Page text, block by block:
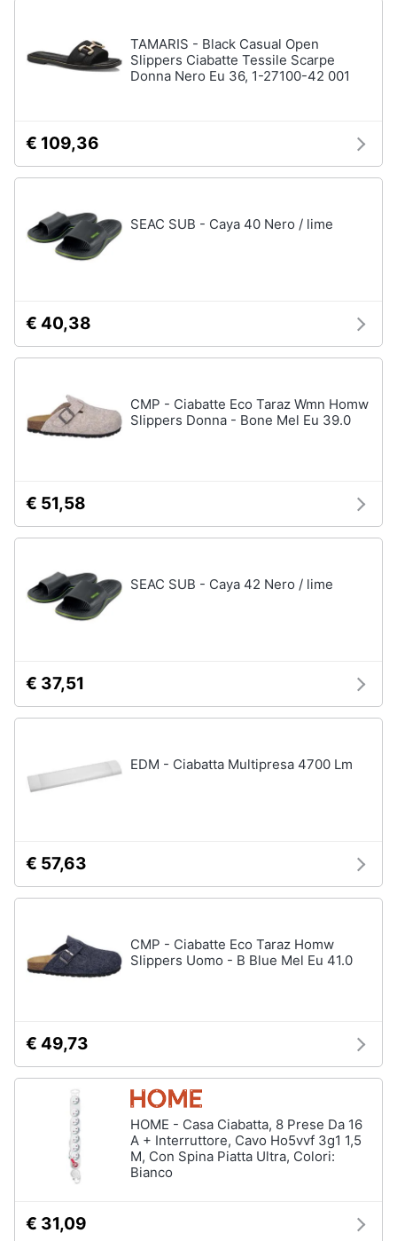
TAMARIS - Black Casual Open
Slippers Ciabatte Tessile Scarpe
Donna Nero Eu 36, 1-27100-42 001
€ 109,36
SEAC SUB - Caya 40 Nero / lime
€ 40,38
CMP - Ciabatte Eco Taraz Wmn Homw
Slippers Donna - Bone Mel Eu 39.0
€ 51,58
SEAC SUB - Caya 42 Nero / lime
€ 37,51
EDM - Ciabatta Multipresa 4700 Lm
€ 57,63
CMP - Ciabatte Eco Taraz Homw
Slippers Uomo - B Blue Mel Eu 41.0
€ 49,73
HOME - Casa Ciabatta, 8 Prese Da 16
A + Interruttore, Cavo Ho5vvf 3g1 1,5
M, Con Spina Piatta Ultra, Colori:
Bianco
€ 31,09